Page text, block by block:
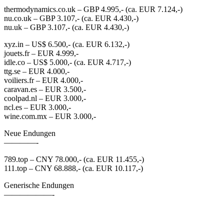
thermodynamics.co.uk – GBP 4.995,- (ca. EUR 7.124,-)
nu.co.uk – GBP 3.107,- (ca. EUR 4.430,-)
nu.uk – GBP 3.107,- (ca. EUR 4.430,-)
xyz.in – US$ 6.500,- (ca. EUR 6.132,-)
jouets.fr – EUR 4.999,-
idle.co – US$ 5.000,- (ca. EUR 4.717,-)
ttg.se – EUR 4.000,-
voiliers.fr – EUR 4.000,-
caravan.es – EUR 3.500,-
coolpad.nl – EUR 3.000,-
ncl.es – EUR 3.000,-
wine.com.mx – EUR 3.000,-
Neue Endungen
————-
789.top – CNY 78.000,- (ca. EUR 11.455,-)
111.top – CNY 68.888,- (ca. EUR 10.117,-)
Generische Endungen
——————-